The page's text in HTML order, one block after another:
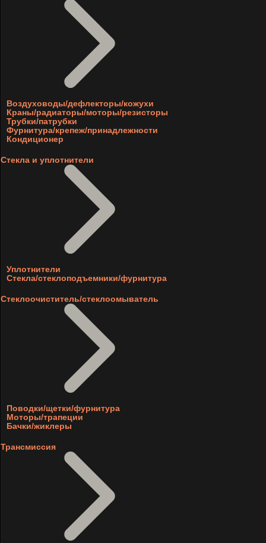
Воздуховоды/дефлекторы/кожухи
Краны/радиаторы/моторы/резисторы
Трубки/патрубки
Фурнитура/крепеж/принадлежности
Кондиционер
Стекла и уплотнители
Уплотнители
Стекла/стеклоподъемники/фурнитура
Стеклоочиститель/стеклоомыватель
Поводки/щетки/фурнитура
Моторы/трапеции
Бачки/жиклеры
Трансмиссия